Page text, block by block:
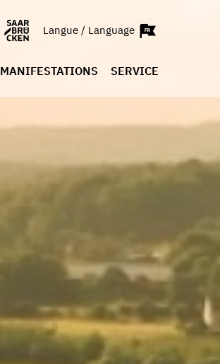
Langue / Language
MANIFESTATIONS SERVICE